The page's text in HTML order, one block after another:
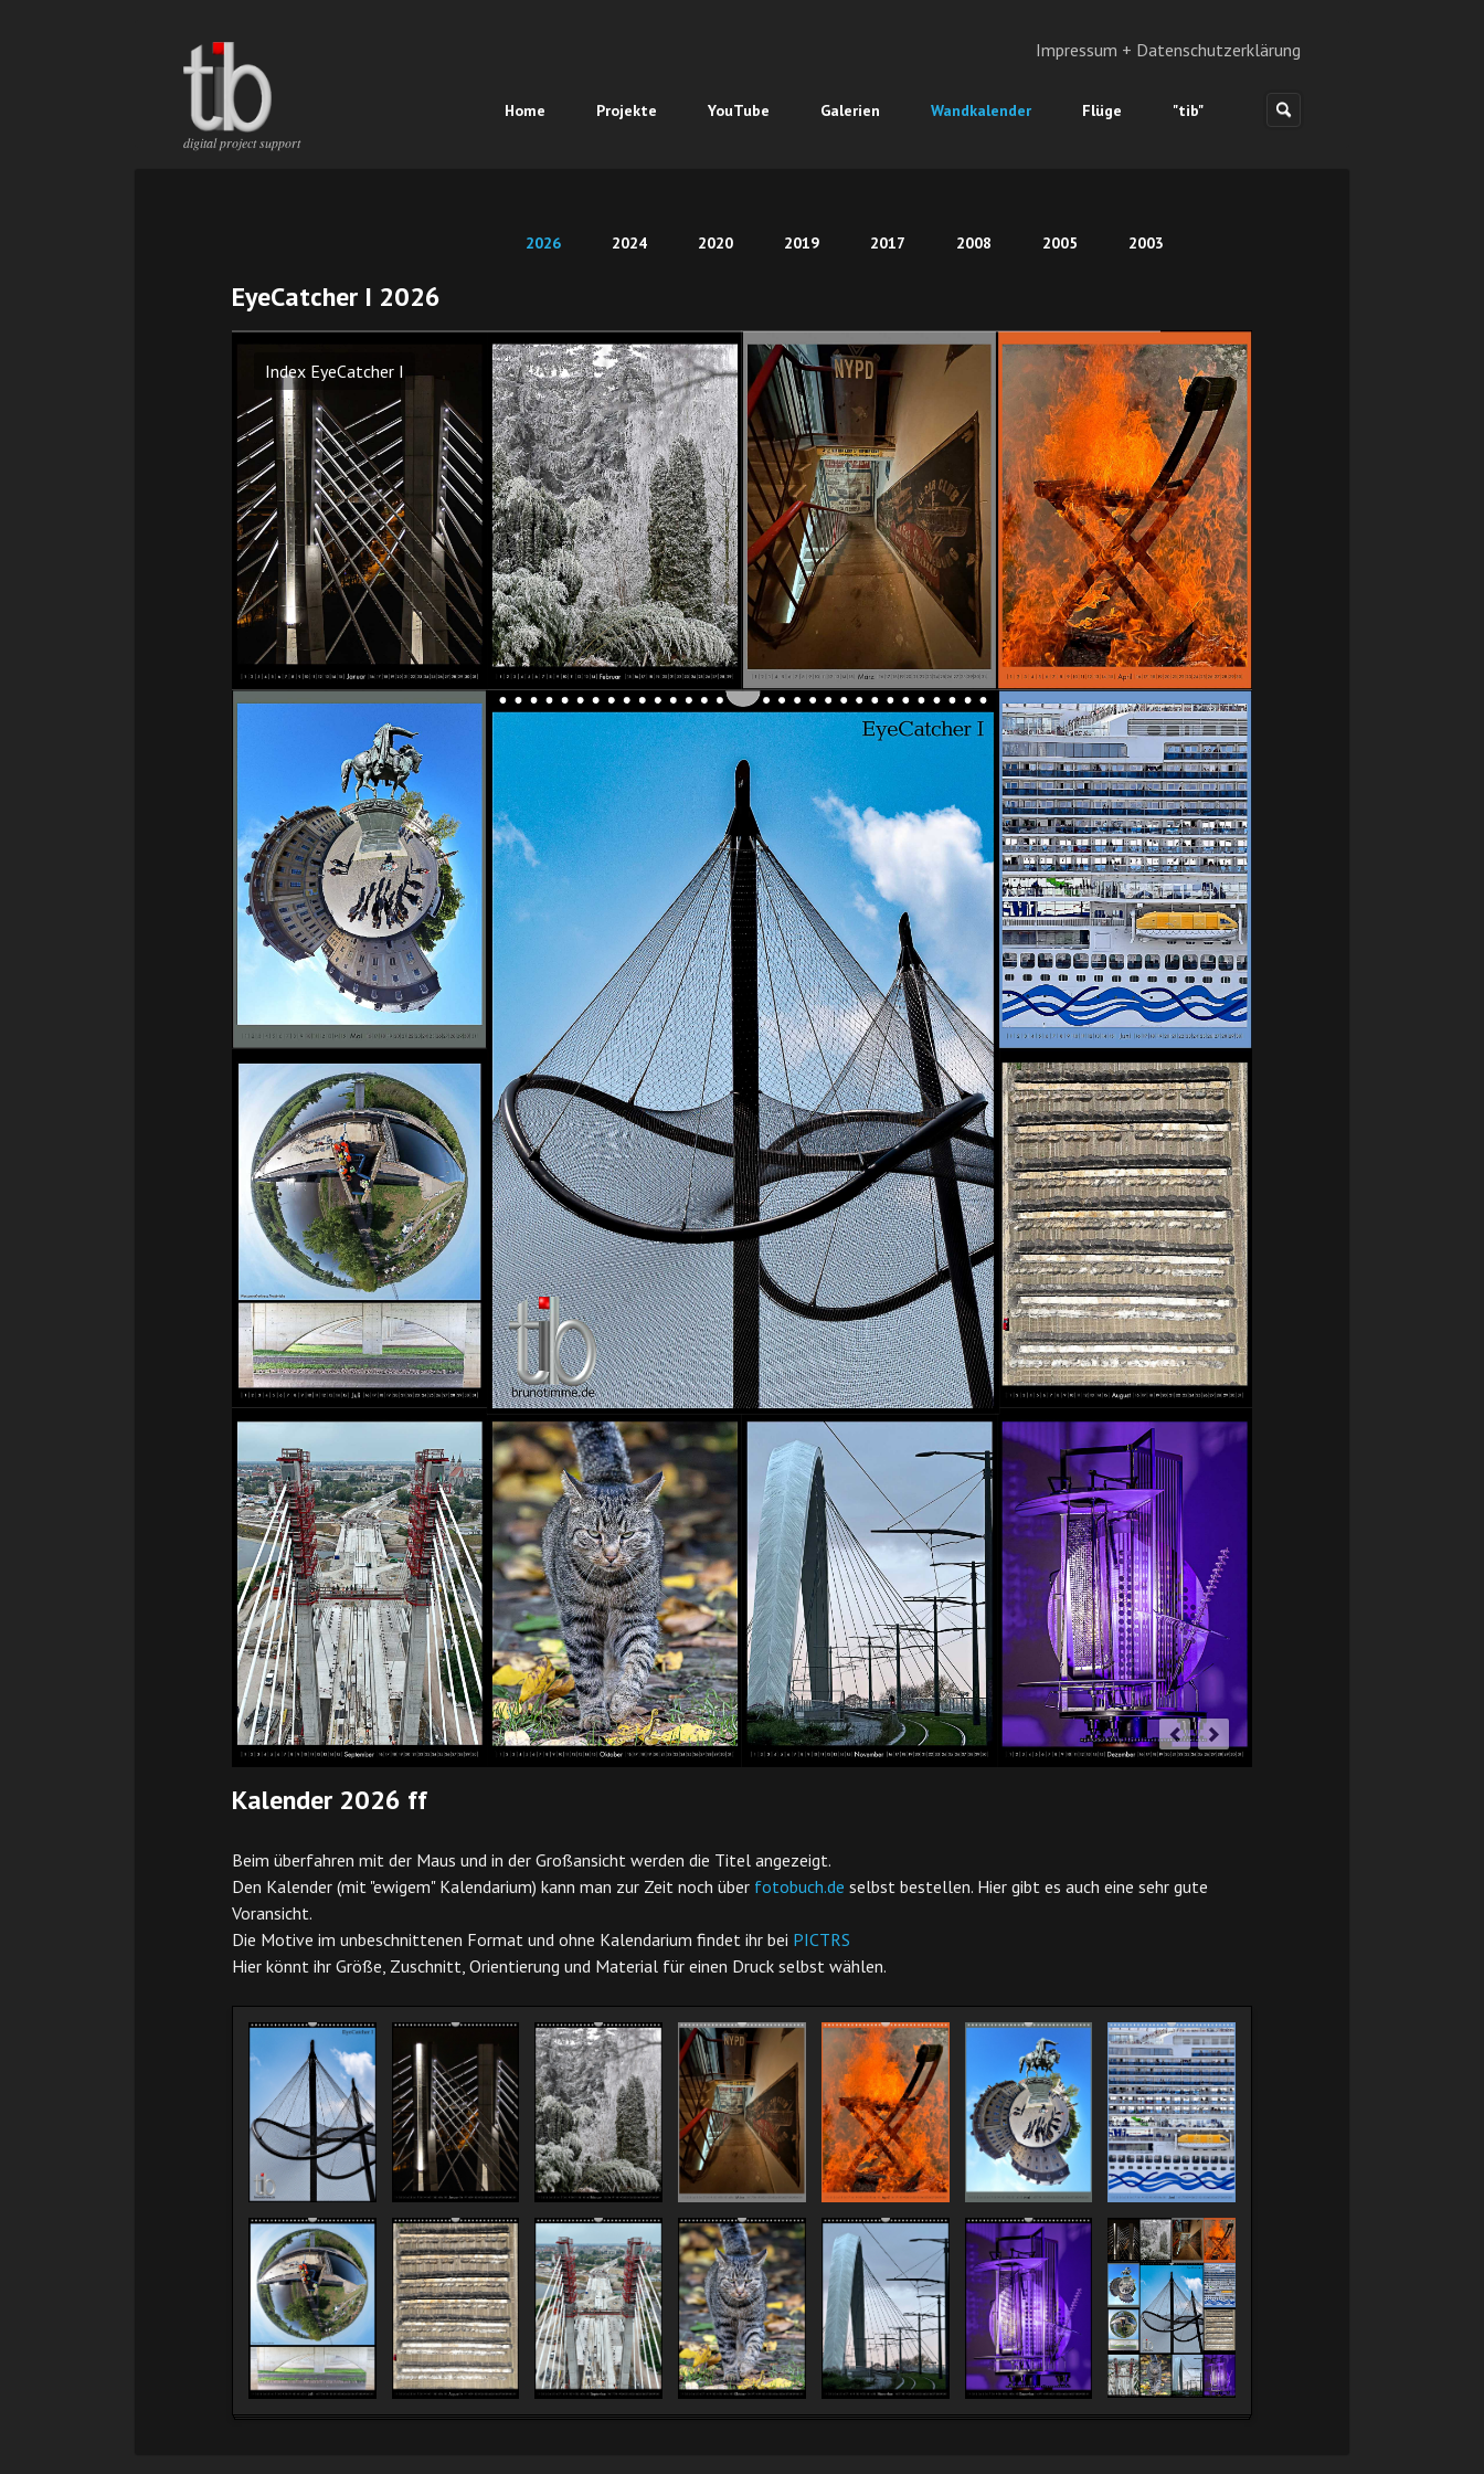
digital project support
NavigationHome Projekte YouTube Galerien Wandkalender Flüge "tib"
Navigation
Impressum + Datenschutzerklärung
2026 2024 2020 2019 2017 2008 2005 2003
EyeCatcher I 2026
Kalender 2026 ff
Beim überfahren mit der Maus und in der Großansicht werden die Titel angezeigt.
Den Kalender (mit "ewigem" Kalendarium) kann man zur Zeit noch über fotobuch.de selbst bestellen. Hier gibt es auch eine sehr gute
Voransicht.
Die Motive im unbeschnittenen Format und ohne Kalendarium findet ihr bei PICTRS
Hier könnt ihr Größe, Zuschnitt, Orientierung und Material für einen Druck selbst wählen.